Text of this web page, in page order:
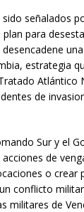
señalados
para
estrategia
Atlántico
de
Sur y el
de
o crear
conflicto
militares de